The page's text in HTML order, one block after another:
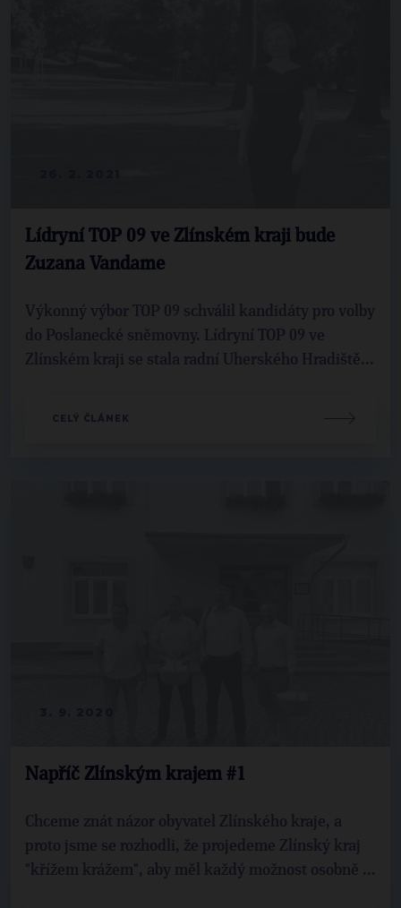
Lídryní TOP 09 ve Zlínském kraji bude
Zuzana Vandame
Výkonný výbor TOP 09 schválil kandidáty pro volby
do Poslanecké sněmovny. Lídryní TOP 09 ve
Zlínském kraji se stala radní Uherského Hradiště...
CELÝ ČLÁNEK
Napříč Zlínským krajem #1
Chceme znát názor obyvatel Zlínského kraje, a
proto jsme se rozhodli, že projedeme Zlínský kraj
"křížem krážem", aby měl každý možnost osobně ...